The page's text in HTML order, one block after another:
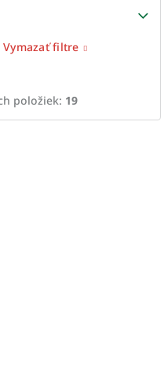
Vymazať filtre
položiek: 19